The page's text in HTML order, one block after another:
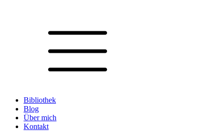
Bibliothek
Blog
Über mich
Kontakt